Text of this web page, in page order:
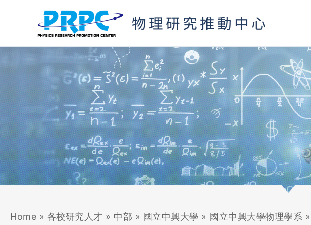
內
容
Home » 各校研究人才 » 中部 » 國立中興大學 » 國立中興大學物理學系 »